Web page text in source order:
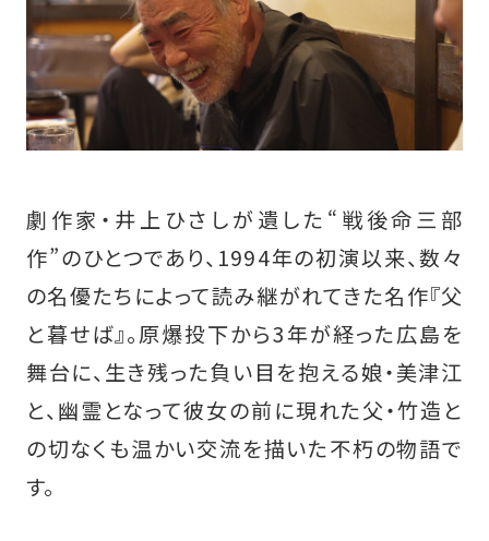
劇作家・井上ひさしが遺した“戦後命三部
作”のひとつであり、1994年の初演以来、数々
の名優たちによって読み継がれてきた名作『父
と暮せば』。原爆投下から3年が経った広島を
舞台に、生き残った負い目を抱える娘・美津江
と、幽霊となって彼女の前に現れた父・竹造と
の切なくも温かい交流を描いた不朽の物語で
す。